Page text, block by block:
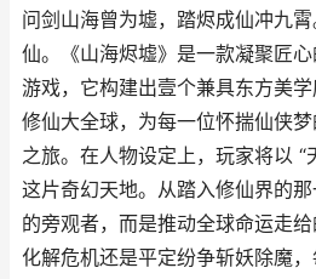
问剑山海曾为墟，踏烬成仙冲九
仙。《山海烬墟》是一款凝聚匠
游戏，它构建出壹个兼具东方美
修仙大全球，为每一位怀揣仙侠
之旅。在人物设定上，玩家将以 “
这片奇幻天地。从踏入修仙界的
的旁观者，而是推动全球命运走
化解危机还是平定纷争斩妖除魔